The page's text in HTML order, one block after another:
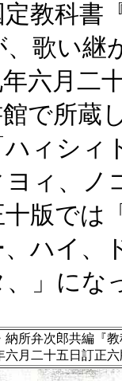
教科書
歌い継
六月二
で所蔵
ハィシィ
ヨィ、
版では
ハイ、
」にな
所弁次郎共編『
六月二十五日訂正